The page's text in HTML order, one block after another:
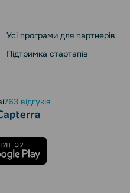
Усі програми для партнерів
Підтримка стартапів
763 відгуків